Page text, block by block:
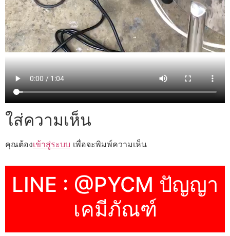
ใส่ความเห็น
คุณต้องเข้าสู่ระบบ เพื่อจะพิมพ์ความเห็น
LINE : @PYCM ปัญญา
เคมีภัณฑ์